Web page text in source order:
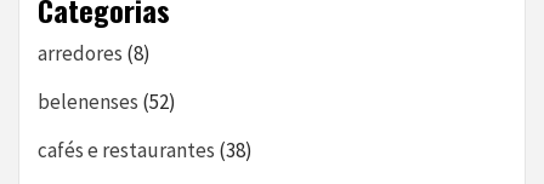
Categorias
arredores (8)
belenenses (52)
cafés e restaurantes (38)